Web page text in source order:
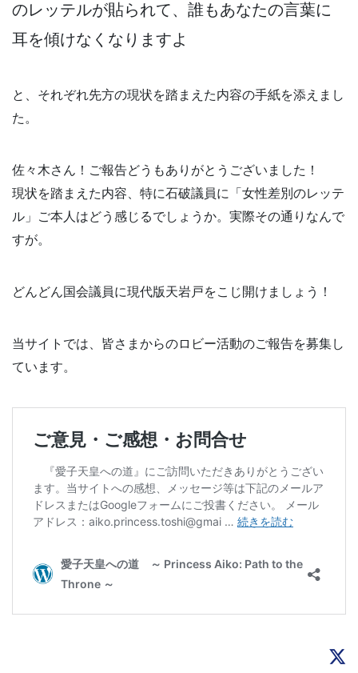
のレッテルが貼られて、誰もあなたの言葉に
耳を傾けなくなりますよ
と、それぞれ先方の現状を踏まえた内容の手紙を添えまし
た。
佐々木さん！ご報告どうもありがとうございました！
現状を踏まえた内容、特に石破議員に「女性差別のレッテ
ル」ご本人はどう感じるでしょうか。実際その通りなんで
すが。
どんどん国会議員に現代版天岩戸をこじ開けましょう！
当サイトでは、皆さまからのロビー活動のご報告を募集し
ています。